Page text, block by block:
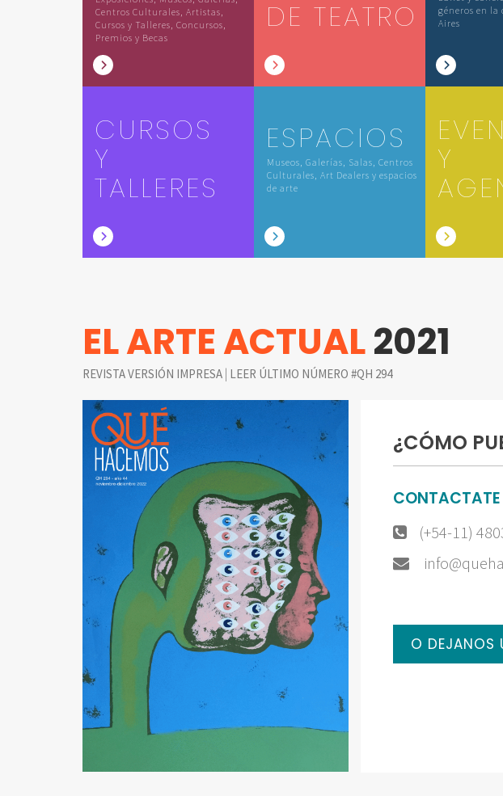
Centros Culturales, Artistas,
Cursos y Talleres, Concursos,
Premios y Becas
DE TEATRO
géneros en la
Aires
CURSOS
Y
TALLERES
ESPACIOS
Museos, Galerías, Salas, Centros
Culturales, Art Dealers y espacios
de arte
Y
EL ARTE ACTUAL2021
REVISTA VERSIÓN IMPRESA | LEER ÚLTIMO NÚMERO #QH 294
¿CÓMO
(+54-11)
O DEJANOS